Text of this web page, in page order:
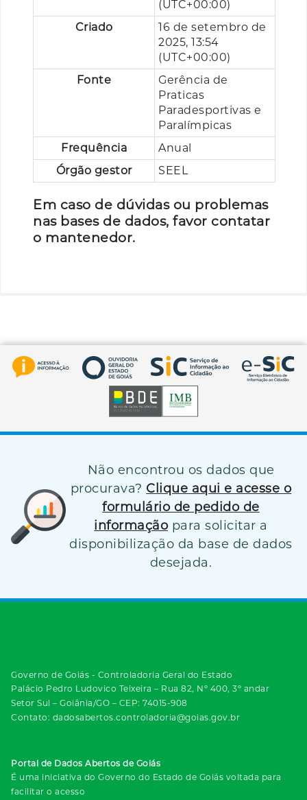
(UTC+00:00)
Criado
16 de setembro de
2025, 13:54
(UTC+00:00)
Fonte
Gerência de
Praticas
Paradesportivas e
Paralímpicas
Frequência
Anual
Órgão gestor
SEEL
Em caso de dúvidas ou problemas
nas bases de dados, favor contatar
o mantenedor.
Não encontrou os dados que
procurava? Clique aqui e acesse o
formulário de pedido de
informação para solicitar a
disponibilização da base de dados
desejada.
Governo de Goiás - Controladoria Geral do Estado
Palácio Pedro Ludovico Teixeira – Rua 82, Nº 400, 3º andar
Setor Sul – Goiânia/GO – CEP: 74015-908
Contato: dadosabertos.controladoria@goias.gov.br
Portal de Dados Abertos de Goiás
É uma iniciativa do Governo do Estado de Goiás voltada para
facilitar o acesso